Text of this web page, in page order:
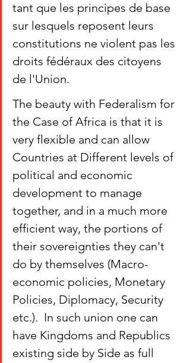
tant que les principes de base
sur lesquels reposent leurs
constitutions ne violent pas les
droits fédéraux des citoyens
de l'Union.
The beauty with Federalism for
the Case of Africa is that it is
very flexible and can allow
Countries at Different levels of
political and economic
development to manage
together, and in a much more
efficient way, the portions of
their sovereignties they can't
do by themselves (Macro-
economic policies, Monetary
Policies, Diplomacy, Security
etc.).  In such union one can
have Kingdoms and Republics
existing side by Side as full